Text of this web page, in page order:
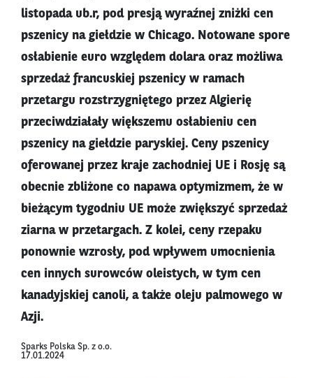
listopada ub.r, pod presją wyraźnej zniżki cen
pszenicy na giełdzie w Chicago. Notowane spore
osłabienie euro względem dolara oraz możliwa
sprzedaż francuskiej pszenicy w ramach
przetargu rozstrzygniętego przez Algierię
przeciwdziałały większemu osłabieniu cen
pszenicy na giełdzie paryskiej. Ceny pszenicy
oferowanej przez kraje zachodniej UE i Rosję są
obecnie zbliżone co napawa optymizmem, że w
bieżącym tygodniu UE może zwiększyć sprzedaż
ziarna w przetargach. Z kolei, ceny rzepaku
ponownie wzrosły, pod wpływem umocnienia
cen innych surowców oleistych, w tym cen
kanadyjskiej canoli, a także oleju palmowego w
Azji.
Sparks Polska Sp. z o.o.
17.01.2024